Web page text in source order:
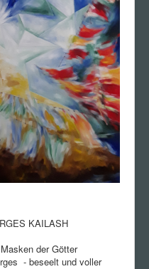
KAILASH
der Götter
- beseelt und voller